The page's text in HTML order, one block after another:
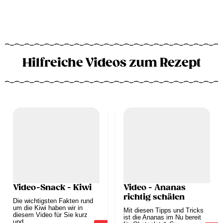
Hilfreiche Videos zum Rezept
Video-Snack - Kiwi
Die wichtigsten Fakten rund
um die Kiwi haben wir in
diesem Video für Sie kurz
Video - Ananas
richtig schälen
Mit diesen Tipps und Tricks
ist die Ananas im Nu bereit